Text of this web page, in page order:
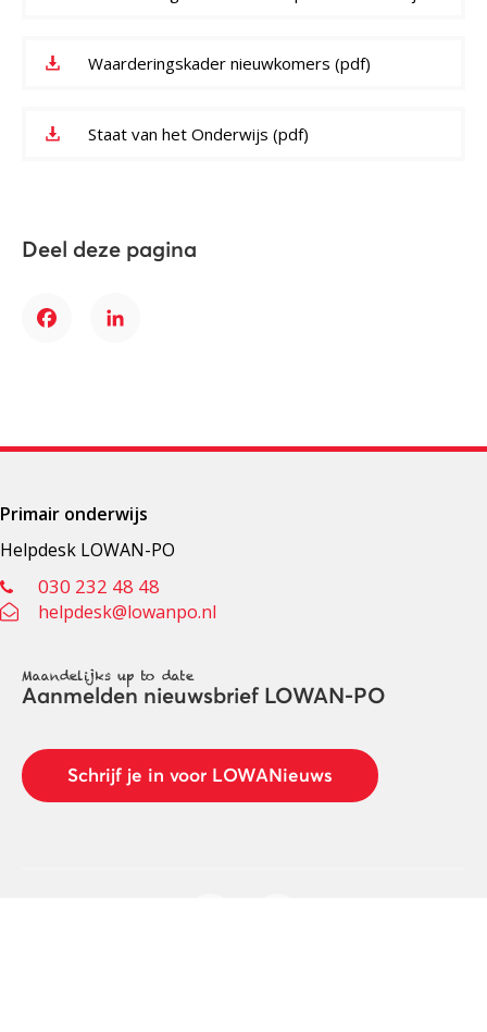
Waarderingskader nieuwkomers (pdf)
Staat van het Onderwijs (pdf)
Deel deze pagina
FacebookLinkedIn
Primair onderwijs
Helpdesk LOWAN-PO
030 232 48 48
helpdesk@lowanpo.nl
Maandelijks up to date
Aanmelden nieuwsbrief LOWAN-PO
Schrijf je in voor LOWANieuws